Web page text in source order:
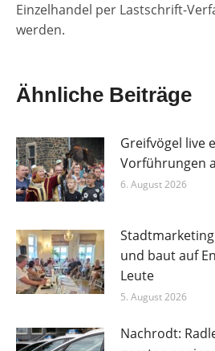
Einzelhandel per Lastschrift-
werden.
Ähnliche Beiträge
Greifvögel live
Vorführungen
6. August 2026
und baut auf
Leute
5. August 2026
Nachrodt: